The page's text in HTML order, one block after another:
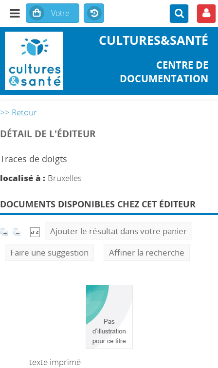
CULTURES&SANTÉ
CENTRE DE
DOCUMENTATION
>> Retour
DÉTAIL DE L'ÉDITEUR
Traces de doigts
localisé à : Bruxelles
DOCUMENTS DISPONIBLES CHEZ CET ÉDITEUR
Ajouter le résultat dans votre panier
Faire une suggestion
Affiner la recherche
texte imprimé